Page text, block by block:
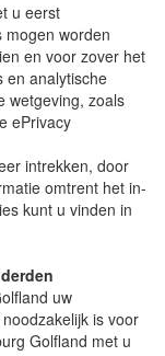
u eerst
mogen worden
en voor zover het
en analytische
wetgeving, zoals
ePrivacy
intrekken, door
omtrent het in-
kunt u vinden in
uw
is voor
Golfland met u